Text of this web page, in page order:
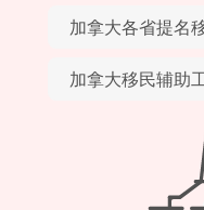
加拿大各省提名
加拿大移民辅助